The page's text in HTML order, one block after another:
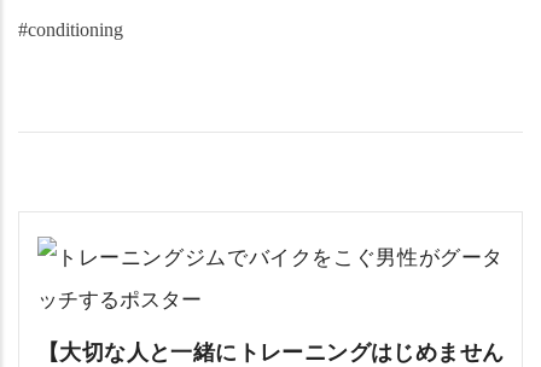
#conditioning
【大切な人と一緒にトレーニングはじめません